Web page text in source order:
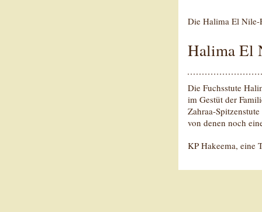
Die Halima El Nile-
Halima El
Die Fuchsstute
im Gestüt der
Zahraa-
von denen noch
KP Hakeema, eine